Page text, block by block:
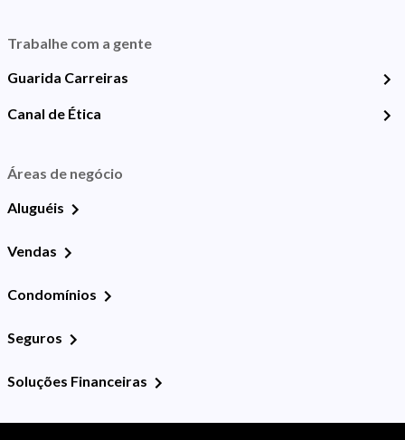
Trabalhe com a gente
Guarida Carreiras
Canal de Ética
Áreas de negócio
Aluguéis
Vendas
Condomínios
Seguros
Soluções Financeiras